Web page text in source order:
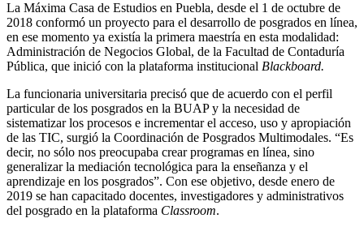
La Máxima Casa de Estudios en Puebla, desde el 1 de octubre de
2018 conformó un proyecto para el desarrollo de posgrados en línea,
en ese momento ya existía la primera maestría en esta modalidad:
Administración de Negocios Global, de la Facultad de Contaduría
Pública, que inició con la plataforma institucional Blackboard.
La funcionaria universitaria precisó que de acuerdo con el perfil
particular de los posgrados en la BUAP y la necesidad de
sistematizar los procesos e incrementar el acceso, uso y apropiación
de las TIC, surgió la Coordinación de Posgrados Multimodales. “Es
decir, no sólo nos preocupaba crear programas en línea, sino
generalizar la mediación tecnológica para la enseñanza y el
aprendizaje en los posgrados”. Con ese objetivo, desde enero de
2019 se han capacitado docentes, investigadores y administrativos
del posgrado en la plataforma Classroom.